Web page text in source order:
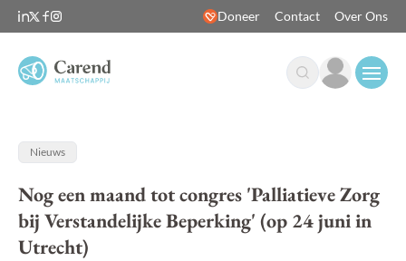
Doneer Contact Over Ons
Nieuws
Nog een maand tot congres 'Palliatieve Zorg
bij Verstandelijke Beperking' (op 24 juni in
Utrecht)